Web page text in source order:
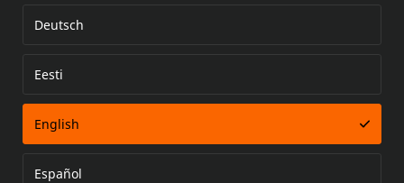
Error loading document
Deutsch
Eesti
English
Español